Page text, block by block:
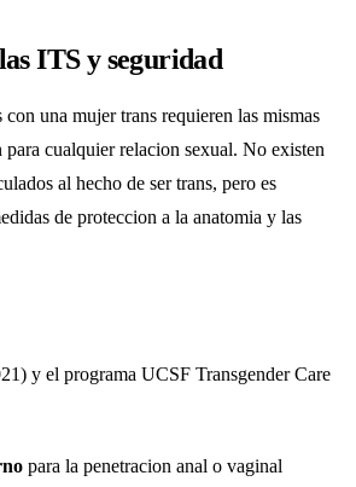
ITS y seguridad
con una mujer trans requieren las mismas
para cualquier relacion sexual. No existen
al hecho de ser trans, pero es
de proteccion a la anatomia y las
y el programa UCSF Transgender Care
para la penetracion anal o vaginal